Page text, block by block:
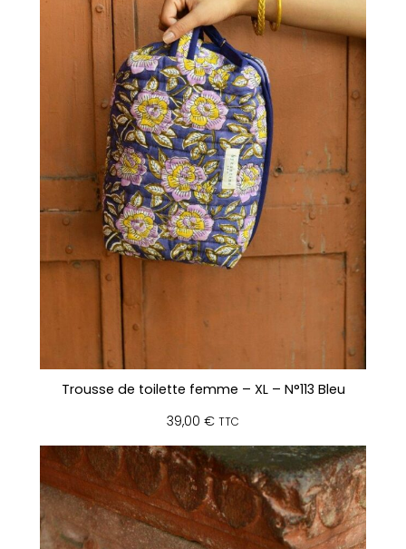
Trousse de toilette femme – XL – N°113 Bleu
39,00 € TTC